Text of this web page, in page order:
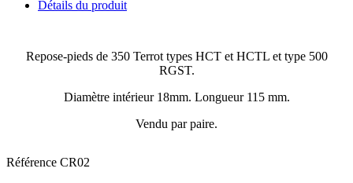
Détails du produit
Repose-pieds de 350 Terrot types HCT et HCTL et type 500
RGST.
Diamètre intérieur 18mm. Longueur 115 mm.
Vendu par paire.
Référence CR02